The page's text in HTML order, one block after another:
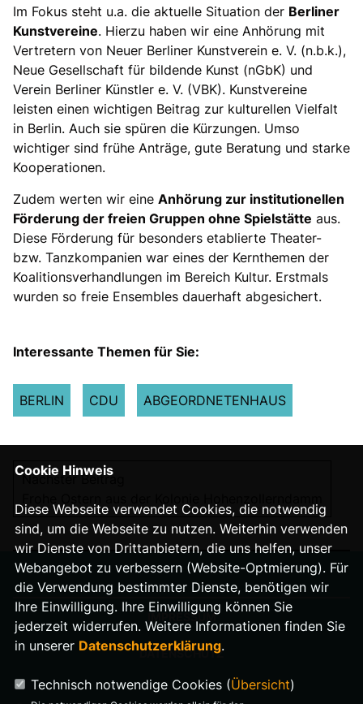
Im Fokus steht u.a. die aktuelle Situation der Berliner
Kunstvereine. Hierzu haben wir eine Anhörung mit
Vertretern von Neuer Berliner Kunstverein e. V. (n.b.k.),
Neue Gesellschaft für bildende Kunst (nGbK) und
Verein Berliner Künstler e. V. (VBK). Kunstvereine
leisten einen wichtigen Beitrag zur kulturellen Vielfalt
in Berlin. Auch sie spüren die Kürzungen. Umso
wichtiger sind frühe Anträge, gute Beratung und starke
Kooperationen.
Zudem werten wir eine Anhörung zur institutionellen
Förderung der freien Gruppen ohne Spielstätte aus.
Diese Förderung für besonders etablierte Theater-
bzw. Tanzkompanien war eines der Kernthemen der
Koalitionsverhandlungen im Bereich Kultur. Erstmals
wurden so freie Ensembles dauerhaft abgesichert.
Interessante Themen für Sie:
BERLIN CDU ABGEORDNETENHAUS
Nächster Beitrag
IMPRESSUM
DATENSCHUTZ
Cookie Hinweis
Diese Webseite verwendet Cookies, die notwendig
sind, um die Webseite zu nutzen. Weiterhin verwenden
wir Dienste von Drittanbietern, die uns helfen, unser
Webangebot zu verbessern (Website-Optmierung). Für
die Verwendung bestimmter Dienste, benötigen wir
Ihre Einwilligung. Ihre Einwilligung können Sie
jederzeit widerrufen. Weitere Informationen finden Sie
in unserer Datenschutzerklärung.
Technisch notwendige Cookies (Übersicht)